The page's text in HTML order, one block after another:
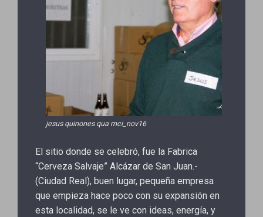
jesus quinones qua mci_nov16
El sitio donde se celebró, fue la Fabrica
“Cerveza Salvaje” Alcázar de San Juan.-
(Ciudad Real), buen lugar, pequeña empresa
que empieza hace poco con su expansión en
esta localidad, se le ve con ideas, energía, y